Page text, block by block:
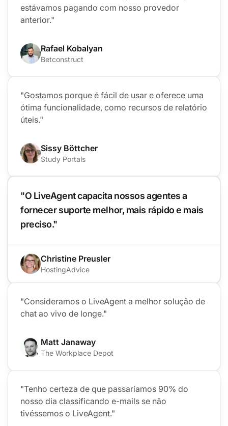
estávamos pagando com nosso provedor
anterior."
Rafael Kobalyan
Betconstruct
"Gostamos porque é fácil de usar e oferece uma
ótima funcionalidade, como recursos de relatório
úteis."
Sissy Böttcher
Study Portals
"O LiveAgent capacita nossos agentes a
fornecer suporte melhor, mais rápido e mais
preciso."
Christine Preusler
HostingAdvice
"Consideramos o LiveAgent a melhor solução de
chat ao vivo de longe."
Matt Janaway
The Workplace Depot
"Tenho certeza de que passaríamos 90% do
nosso dia classificando e-mails se não
tivéssemos o LiveAgent."